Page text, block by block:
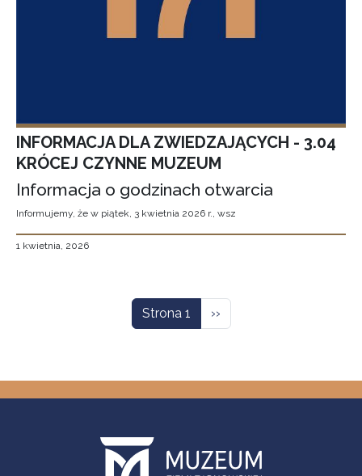
INFORMACJA DLA ZWIEDZAJĄCYCH - 3.04
KRÓCEJ CZYNNE MUZEUM
Informacja o godzinach otwarcia
Informujemy, że w piątek, 3 kwietnia 2026 r., wsz
1 kwietnia, 2026
Strona 1 Następna strona
››